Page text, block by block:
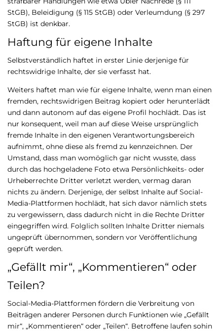
StGB), Beleidigung (§ 115 StGB) oder Verleumdung (§ 297
StGB) ist denkbar.
Haftung für eigene Inhalte
Selbstverständlich haftet in erster Linie derjenige für
rechtswidrige Inhalte, der sie verfasst hat.
Weiters haftet man wie für eigene Inhalte, wenn man einen
fremden, rechtswidrigen Beitrag kopiert oder herunterlädt
und dann autonom auf das eigene Profil hochlädt. Das ist
nur konsequent, weil man auf diese Weise ursprünglich
fremde Inhalte in den eigenen Verantwortungsbereich
aufnimmt, ohne diese als fremd zu kennzeichnen. Der
Umstand, dass man womöglich gar nicht wusste, dass
durch das hochgeladene Foto etwa Persönlichkeits- oder
Urheberrechte Dritter verletzt werden, vermag daran
nichts zu ändern. Derjenige, der selbst Inhalte auf Social-
Media-Plattformen hochlädt, hat sich davor nämlich stets
zu vergewissern, dass dadurch nicht in die Rechte Dritter
eingegriffen wird. Folglich sollten Inhalte Dritter niemals
ungeprüft übernommen, sondern vor Veröffentlichung
geprüft werden.
„Gefällt mir“, „Kommentieren“ oder
Teilen?
Social-Media-Plattformen fördern die Verbreitung von
Beiträgen anderer Personen durch Funktionen wie „Gefällt
mir“, „Kommentieren“ oder „Teilen“. Betroffene laufen sohin